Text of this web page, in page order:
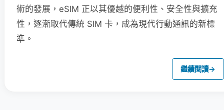
術的發展，eSIM 正以其優越的便利性、安全性與擴充
性，逐漸取代傳統 SIM 卡，成為現代行動通訊的新標
準。
繼續閱讀→